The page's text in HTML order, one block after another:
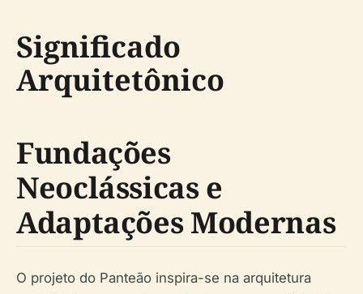
Significado
Arquitetônico
Fundações
Neoclássicas e
Adaptações Modernas
O projeto do Panteão inspira-se na arquitetura